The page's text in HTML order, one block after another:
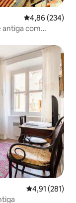
4,86 de uma
4,86 (234)
antiga com
4,91 de uma
4,91 (281)